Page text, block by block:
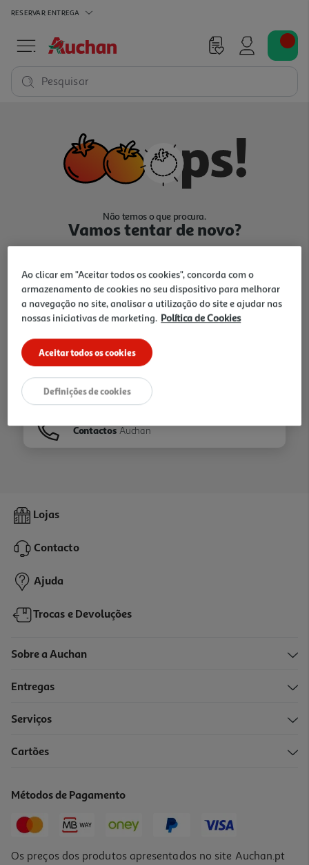
RESERVAR ENTREGA
Pesquisar
Não temos o que procura.
Vamos tentar de novo?
Ir para Homepage
Folhetos
Contactos Auchan
Lojas
Contacto
Ajuda
Trocas e Devoluções
Sobre a Auchan
Entregas
Serviços
Cartões
Métodos de Pagamento
Os preços dos produtos apresentados no site Auchan.pt
Ao clicar em "Aceitar todos os cookies", concorda com o
armazenamento de cookies no seu dispositivo para melhorar
a navegação no site, analisar a utilização do site e ajudar nas
nossas iniciativas de marketing. Política de Cookies
Aceitar todos os cookies
Definições de cookies